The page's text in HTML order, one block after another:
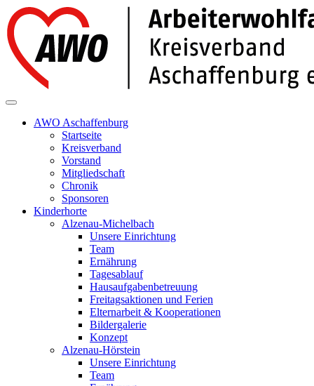
AWO Aschaffenburg
Startseite
Kreisverband
Vorstand
Mitgliedschaft
Chronik
Sponsoren
Kinderhorte
Alzenau-Michelbach
Unsere Einrichtung
Team
Ernährung
Tagesablauf
Hausaufgabenbetreuung
Freitagsaktionen und Ferien
Elternarbeit & Kooperationen
Bildergalerie
Konzept
Alzenau-Hörstein
Unsere Einrichtung
Team